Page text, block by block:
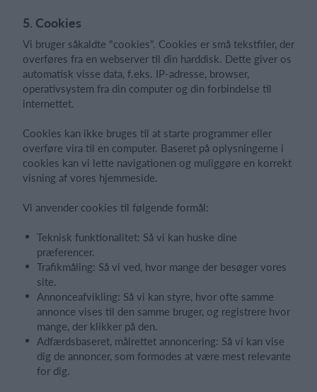
5. Cookies
Vi bruger såkaldte "cookies". Cookies er små tekstfiler, der
overføres fra en webserver til din harddisk. Dette giver os
automatisk visse data, f.eks. IP-adresse, browser,
operativsystem fra din computer og din forbindelse til
internettet.
Cookies kan ikke bruges til at starte programmer eller
overføre vira til en computer. Baseret på oplysningerne i
cookies kan vi lette navigationen og muliggøre en korrekt
visning af vores hjemmeside.
Vi anvender cookies til følgende formål:
Teknisk funktionalitet: Så vi kan huske dine
præferencer.
Trafikmåling: Så vi ved, hvor mange der besøger vores
site.
Annonceafvikling: Så vi kan styre, hvor ofte samme
annonce vises til den samme bruger, og registrere hvor
mange, der klikker på den.
Adfærdsbaseret, målrettet annoncering: Så vi kan vise
dig de annoncer, som formodes at være mest relevante
for dig.